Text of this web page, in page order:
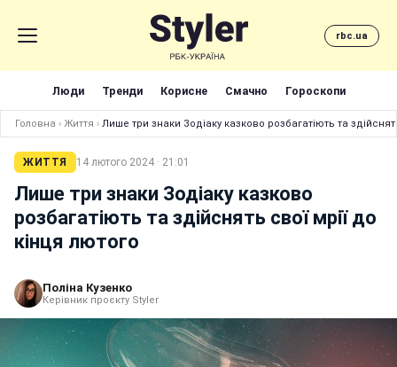
rbc.ua
Люди Тренди Корисне Смачно Гороскопи
Головна › Життя › Лише три знаки Зодіаку казково розбагатіють та
ЖИТТЯ 14 лютого 2024 · 21:01
Лише три знаки Зодіаку казково
розбагатіють та здійснять свої мрії до
кінця лютого
Поліна Кузенко
Керівник проєкту Styler